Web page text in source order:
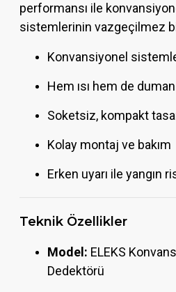
performansı ile
sistemlerinin vazgeçilmez
Konvansiyonel
Hem ısı hem de
Soketsiz, kompakt
Kolay montaj ve bakım
Erken uyarı ile yangın
Teknik Özellikler
Model: ELEKS
Dedektörü